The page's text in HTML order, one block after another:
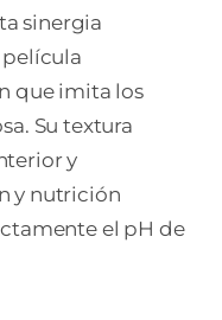
sinergia
que imita los
Su textura
y
y nutrición
el pH de